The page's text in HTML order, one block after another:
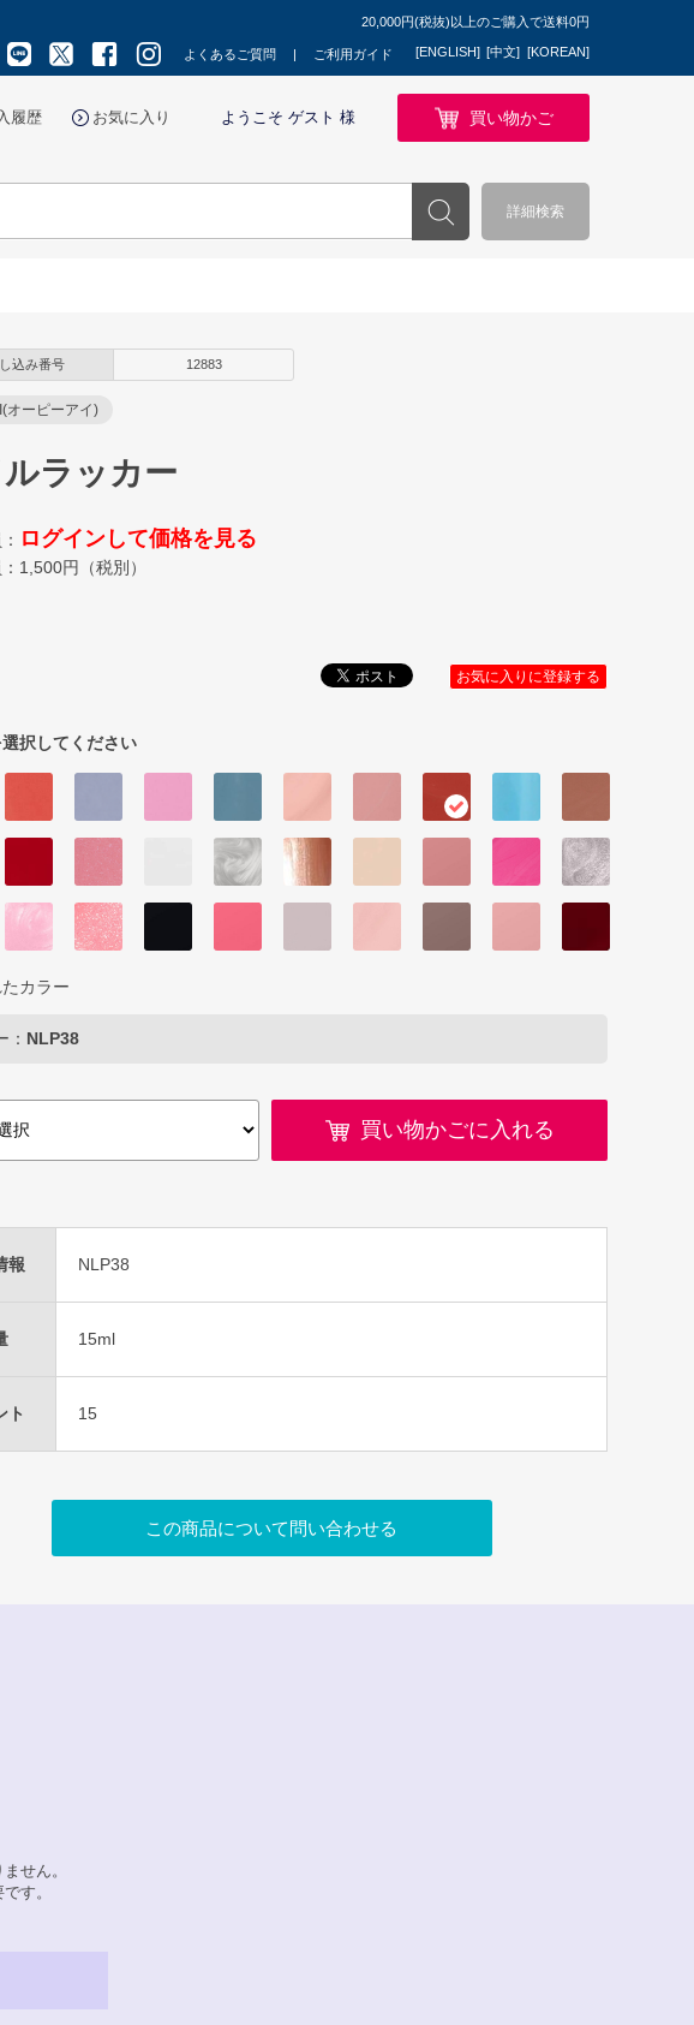
20,000円(税抜)以上のご購入で送料0円
よくあるご質問 ご利用ガイド [ENGLISH] [中文] [KOREAN]
履歴 お気に入り ようこそ ゲスト 様 買い物かご
詳細検索
込み番号 12883
オーピーアイ)
ラッカー
ログインして価格を見る
1,500円（税別）
お気に入りに登録する
択してください
カラー
： NLP38
買い物かごに入れる
報 NLP38
15ml
ト 15
この商品について問い合わせる
せん。
す。